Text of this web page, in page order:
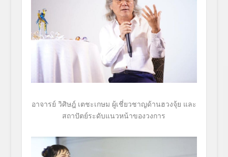
อาจารย์ วิศิษฎ์ เตชะเกษม ผู้เชี่ยวชาญด้านฮวงจุ้ย และ
สถาปัตย์ระดับแนวหน้าของวงการ